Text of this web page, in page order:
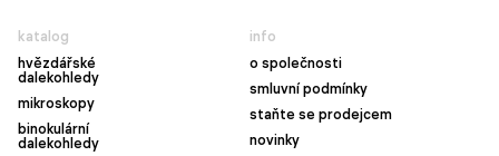
katalog
hvězdářské
dalekohledy
mikroskopy
binokulární
dalekohledy
info
o společnosti
smluvní podmínky
staňte se prodejcem
novinky